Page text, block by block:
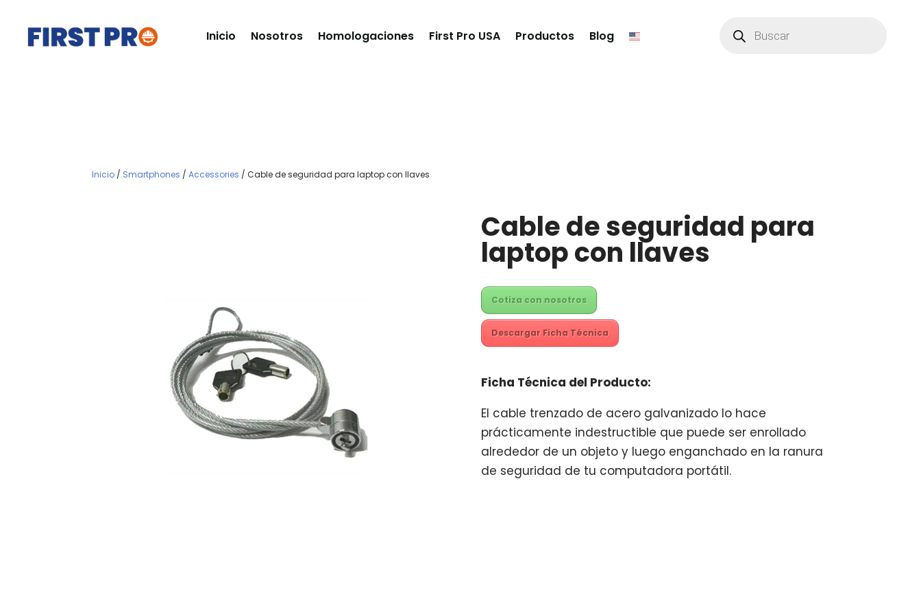
Inicio Nosotros Homologaciones First Pro USA Productos Blog de
productos
Inicio / Smartphones /Accessories / Cable de seguridad para laptop con llaves
Cable de seguridad para
laptop con llaves
Cotiza con nosotros
Descargar Ficha Técnica
Ficha Técnica del Producto:
El cable trenzado de acero galvanizado lo hace
prácticamente indestructible que puede ser enrollado
alrededor de un objeto y luego enganchado en la ranura
de seguridad de tu computadora portátil.